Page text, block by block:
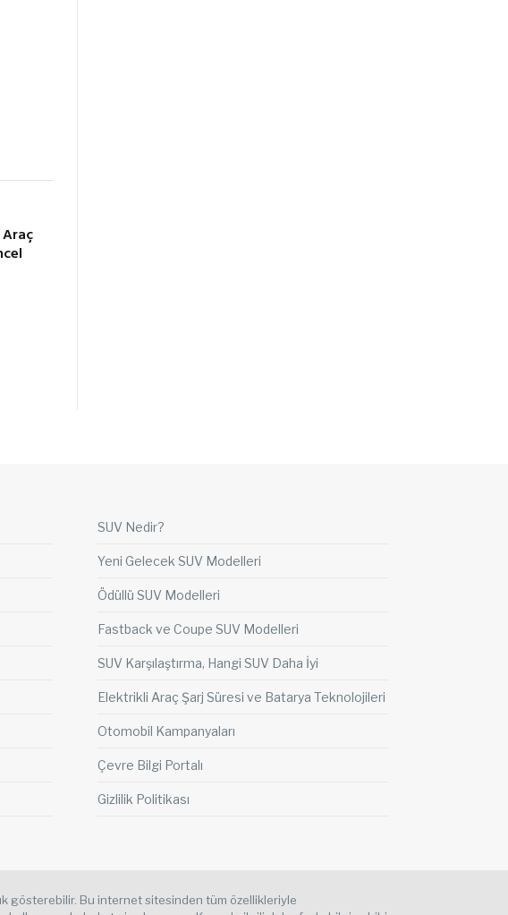
SUV Nedir?
Yeni Gelecek SUV Modelleri
Ödüllü SUV Modelleri
Fastback ve Coupe SUV Modelleri
SUV Karşılaştırma, Hangi SUV Daha İyi
Elektrikli Araç Şarj Süresi ve Batarya Teknolojileri
Otomobil Kampanyaları
Çevre Bilgi Portalı
Gizlilik Politikası
gösterebilir. Bu internet sitesinden tüm özellikleriyle